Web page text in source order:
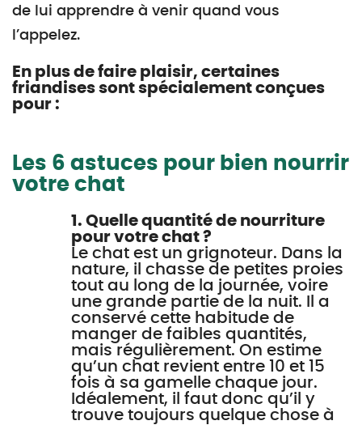
de lui apprendre à venir quand vous
l’appelez.
En plus de faire plaisir, certaines
friandises sont spécialement conçues
pour :
Les 6 astuces pour bien nourrir
votre chat
1. Quelle quantité de nourriture
pour votre chat ?
Le chat est un grignoteur. Dans la
nature, il chasse de petites proies
tout au long de la journée, voire
une grande partie de la nuit. Il a
conservé cette habitude de
manger de faibles quantités,
mais régulièrement. On estime
qu’un chat revient entre 10 et 15
fois à sa gamelle chaque jour.
Idéalement, il faut donc qu’il y
trouve toujours quelque chose à